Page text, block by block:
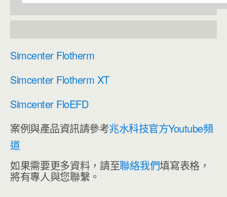
Simcenter Flotherm
Simcenter Flotherm XT
Simcenter FloEFD
案例與產品資訊請參考兆水科技官方Youtube頻
道
如果需要更多資料，請至聯絡我們填寫表格，
將有專人與您聯繫。